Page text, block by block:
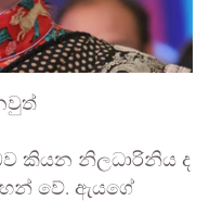
කියන නිලධාරිනිය ද
වේ. ඇයගේ